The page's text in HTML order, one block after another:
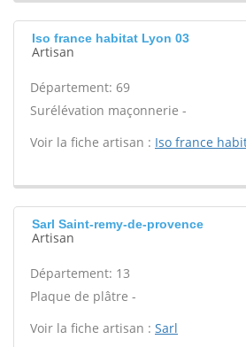
Iso france habitat Lyon 03
Artisan
Département: 69
Surélévation maçonnerie -
Voir la fiche artisan : Iso france
Sarl Saint-remy-de-provence
Artisan
Département: 13
Plaque de plâtre -
Voir la fiche artisan : Sarl